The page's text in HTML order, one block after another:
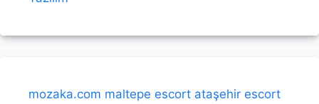
mozaka.com maltepe escort ataşehir escort